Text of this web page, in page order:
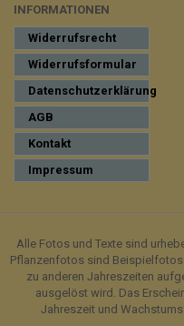
INFORMATIONEN
Widerrufsrecht
Widerrufsformular
Datenschutzerklärung
AGB
Kontakt
Impressum
Alle Fotos und Texte sind
Pflanzenfotos sind Beispielfotos
zu anderen Jahreszeiten
ausgelöst wird. Das
Jahreszeit und